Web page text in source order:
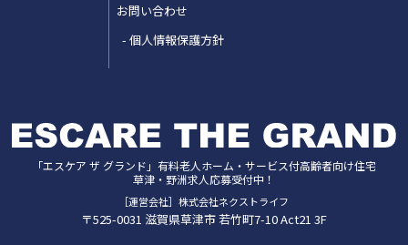
お問い合わせ
個人情報保護方針
「エスケア ザ グランド」 有料老人ホーム・サービス付高齢者向け住宅
草津・野洲求人応募受付中！
［運営会社］株式会社ネクストライフ
〒525-0031 滋賀県草津市若竹町7-10 Act21 3F